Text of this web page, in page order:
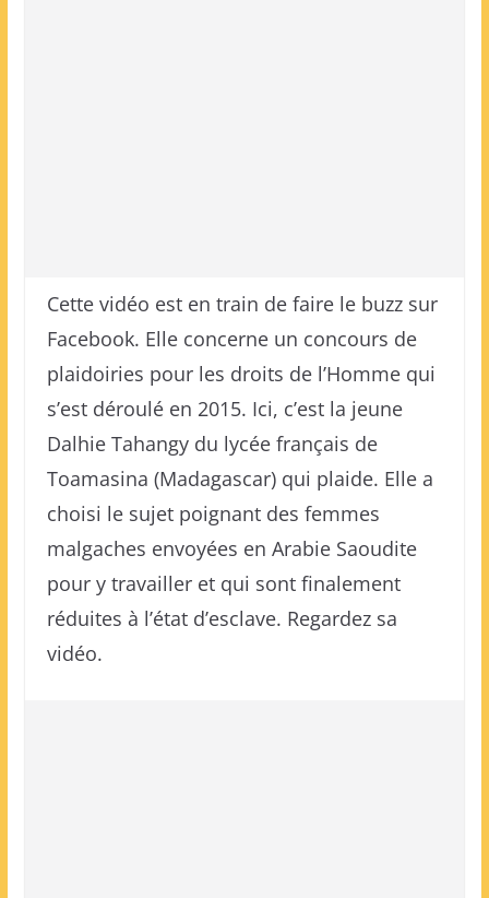
Cette vidéo est en train de faire le buzz sur
Facebook. Elle concerne un concours de
plaidoiries pour les droits de l’Homme qui
s’est déroulé en 2015. Ici, c’est la jeune
Dalhie Tahangy du lycée français de
Toamasina (Madagascar) qui plaide. Elle a
choisi le sujet poignant des femmes
malgaches envoyées en Arabie Saoudite
pour y travailler et qui sont finalement
réduites à l’état d’esclave. Regardez sa
vidéo.